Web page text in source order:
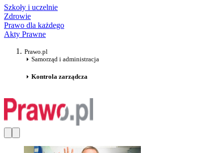
Szkoły i uczelnie
Zdrowie
Prawo dla każdego
Akty Prawne
Prawo.pl
Samorząd i administracja
Kontrola zarządcza